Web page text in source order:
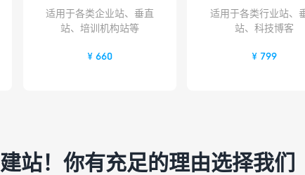
适用于各类企业站、垂直
站、培训机构站等
¥ 660
适用于各类行业站、
站、科技博客
¥ 799
建站！你有充足的理由选择我们